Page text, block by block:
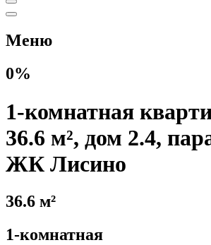
Меню
0%
1-комнатная
36.6 м², дом 2.4,
ЖК Лисино
36.6 м²
1-комнатная